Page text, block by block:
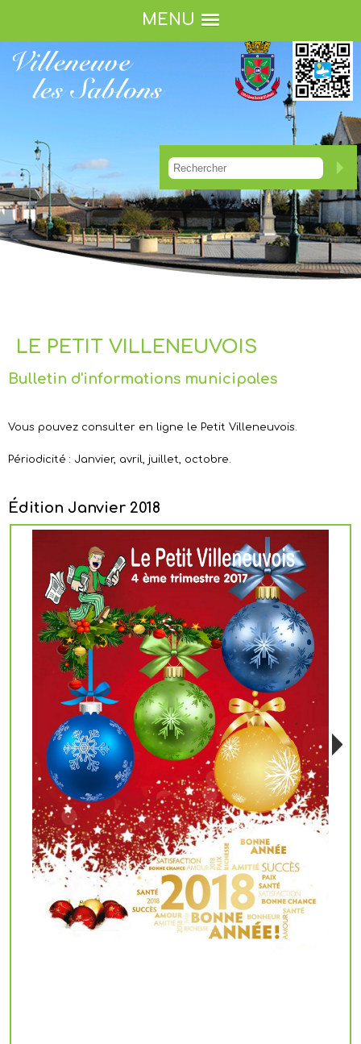
MENU
LE PETIT VILLENEUVOIS
Bulletin d'informations municipales
Vous pouvez consulter en ligne le Petit Villeneuvois.
Périodicité : Janvier, avril, juillet, octobre.
Édition Janvier 2018